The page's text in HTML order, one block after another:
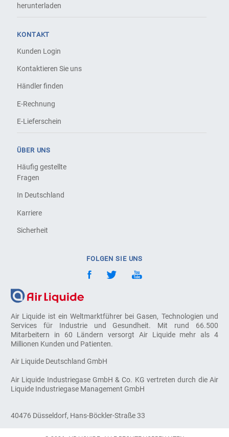
Air Liquide ist ein Weltmarktführer bei Gasen, Technologien und
Services für Industrie und Gesundheit. Mit rund 66.500
Mitarbeitern in 60 Ländern versorgt Air Liquide mehr als 4
Millionen Kunden und Patienten.
Air Liquide Deutschland GmbH
Air Liquide Industriegase GmbH & Co. KG vertreten durch die Air
Liquide Industriegase Management GmbH
40476 Düsseldorf, Hans-Böckler-Straße 33
herunterladen
KONTAKT
Kunden Login
Kontaktieren Sie uns
Händler finden
E-Rechnung
E-Lieferschein
ÜBER UNS
Häufig gestellte
Fragen
In Deutschland
Karriere
Sicherheit
FOLGEN SIE UNS